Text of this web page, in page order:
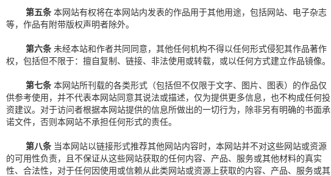
第五条 本网站有权将在本网站内发表的作品用于其他用途，包括网站、电子杂志
等，作品有附带版权声明者除外。
第六条 未经本站和作者共同同意，其他任何机构不得以任何形式侵犯其作品著作
权，包括但不限于：擅自复制、链接、非法使用或转载，或以任何方式建立作品镜像。
第七条 本网站所刊载的各类形式（包括但不仅限于文字、图片、图表）的作品仅
供参考使用，并不代表本网站同意其说法或描述，仅为提供更多信息，也不构成任何投
资建议。对于访问者根据本网站提供的信息所做出的一切行为，除非另有明确的书面承
诺文件，否则本网站不承担任何形式的责任。
第八条 当本网站以链接形式推荐其他网站内容时，本网站并不对这些网站或资源
的可用性负责，且不保证从这些网站获取的任何内容、产品、服务或其他材料的真实
性、合法性，对于任何因使用或信赖从此类网站或资源上获取的内容、产品、服务或其